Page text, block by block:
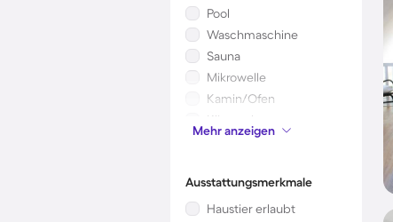
Pool
Waschmaschine
Sauna
Mikrowelle
Kamin/Ofen
Klimaanlage
Kinderbett
Mehr anzeigen
Ausstattungsmerkmale
Haustier erlaubt